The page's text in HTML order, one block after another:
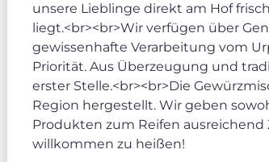
unsere Lieblinge direkt am Hof
liegt.<br><br>Wir verfügen über
gewissenhafte Verarbeitung vom
Priorität. Aus Überzeugung und
erster Stelle.<br><br>Die
Region hergestellt. Wir geben
Produkten zum Reifen ausreichend
willkommen zu heißen!